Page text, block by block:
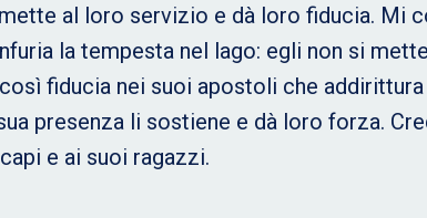
al loro servizio e dà loro fiducia. Mi
la tempesta nel lago: egli non si
fiducia nei suoi apostoli che
presenza li sostiene e dà loro forza.
e ai suoi ragazzi.